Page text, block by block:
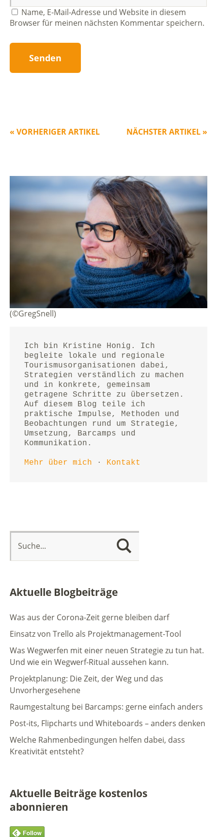
Name, E-Mail-Adresse und Website in diesem
Browser für meinen nächsten Kommentar speichern.
NÄCHSTER ARTIKEL »
« VORHERIGER ARTIKEL
(©GregSnell)
Ich bin Kristine Honig. Ich
begleite lokale und regionale
Tourismusorganisationen dabei,
Strategien verständlich zu machen
und in konkrete, gemeinsam
getragene Schritte zu übersetzen.
Auf diesem Blog teile ich
praktische Impulse, Methoden und
Beobachtungen rund um Strategie,
Umsetzung, Barcamps und
Kommunikation.
Mehr über mich · Kontakt
Aktuelle Blogbeiträge
Was aus der Corona-Zeit gerne bleiben darf
Einsatz von Trello als Projektmanagement-Tool
Was Wegwerfen mit einer neuen Strategie zu tun hat.
Und wie ein Wegwerf-Ritual aussehen kann.
Projektplanung: Die Zeit, der Weg und das
Unvorhergesehene
Raumgestaltung bei Barcamps: gerne einfach anders
Post-its, Flipcharts und Whiteboards – anders denken
Welche Rahmenbedingungen helfen dabei, dass
Kreativität entsteht?
Aktuelle Beiträge kostenlos
abonnieren